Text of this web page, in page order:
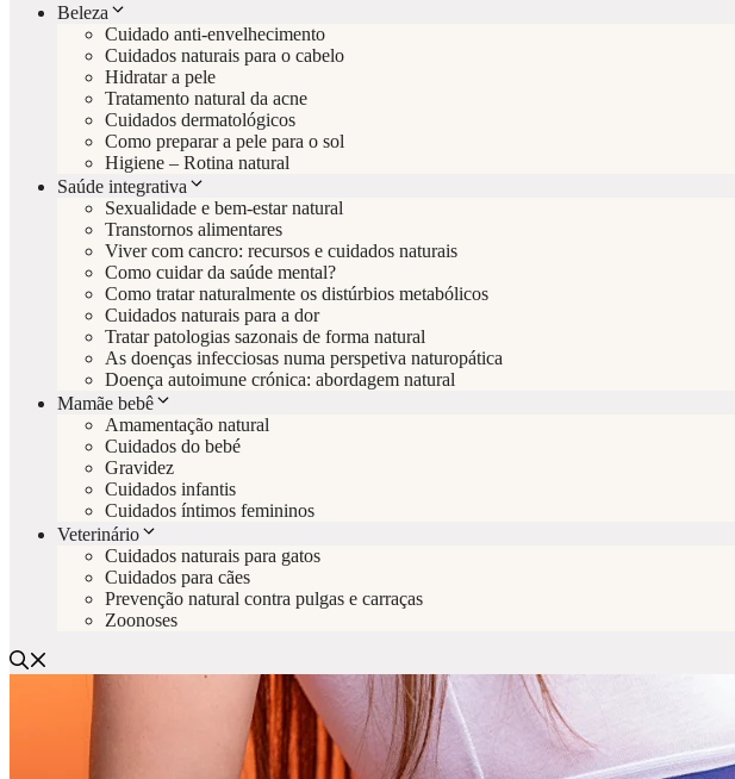
Beleza
Cuidado anti-envelhecimento
Cuidados naturais para o cabelo
Hidratar a pele
Tratamento natural da acne
Cuidados dermatológicos
Como preparar a pele para o sol
Higiene – Rotina natural
Saúde integrativa
Sexualidade e bem-estar natural
Transtornos alimentares
Viver com cancro: recursos e cuidados naturais
Como cuidar da saúde mental?
Como tratar naturalmente os distúrbios metabólicos
Cuidados naturais para a dor
Tratar patologias sazonais de forma natural
As doenças infecciosas numa perspetiva naturopática
Doença autoimune crónica: abordagem natural
Mamãe bebê
Amamentação natural
Cuidados do bebé
Gravidez
Cuidados infantis
Cuidados íntimos femininos
Veterinário
Cuidados naturais para gatos
Cuidados para cães
Prevenção natural contra pulgas e carraças
Zoonoses